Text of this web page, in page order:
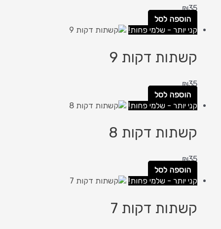
₪35
הוספה לסל
קני יותר - שלמי פחות!
קשתות דקות 9
₪35
הוספה לסל
קני יותר - שלמי פחות!
קשתות דקות 8
₪35
הוספה לסל
קני יותר - שלמי פחות!
קשתות דקות 7